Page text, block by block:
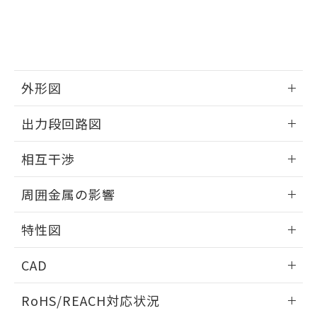
外形図
外形図
出力段回路図
出力段回路図
相互干渉
相互干渉
周囲金属の影響
周囲金属の影響
特性図
検出物体の大きさと材質による影響
CAD
ドすることができます。
RoHS/REACH対応状況
※当社の共同利用者とは、"個人情報
指します。
51物質の非含有証明書（当社基準）
※本証明書は発行日時点で非含有を証明す
るもので、過去に遡って非含有を証明する
ものではありません。
また、RoHS指令のフタル酸エステル類４
物質の対応では、対応完了までの期間は出
荷製品に未対応品が混在することから備考
既に当社にて対応品への在庫切替を完了
していることから、特段のことがない限
り、2022年1月12日より割愛しておりま